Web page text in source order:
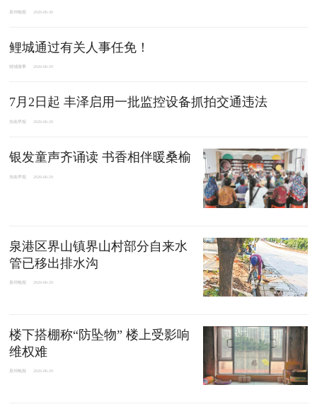
泉州晚报 2026-06-30
鲤城通过有关人事任免！
鲤城微事 2026-06-29
7月2日起 丰泽启用一批监控设备抓拍交通违法
东南早报 2026-06-29
银发童声齐诵读 书香相伴暖桑榆
东南早报 2026-06-29
泉港区界山镇界山村部分自来水
管已移出排水沟
泉州晚报 2026-06-29
楼下搭棚称“防坠物” 楼上受影响
维权难
泉州晚报 2026-06-29